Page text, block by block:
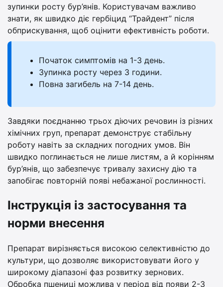
зупинки росту бур’янів. Користувачам важливо
знати, як швидко діє гербіцид “Трайдент” після
обприскування, щоб оцінити ефективність роботи.
Початок симптомів на 1-3 день.
Зупинка росту через 3 години.
Повна загибель на 7-14 день.
Завдяки поєднанню трьох діючих речовин із різних
хімічних груп, препарат демонструє стабільну
роботу навіть за складних погодних умов. Він
швидко поглинається не лише листям, а й корінням
бур’янів, що забезпечує тривалу захисну дію та
запобігає повторній появі небажаної рослинності.
Інструкція із застосування та
норми внесення
Препарат вирізняється високою селективністю до
культури, що дозволяє використовувати його у
широкому діапазоні фаз розвитку зернових.
Обробка пшениці можлива у період від появи 2-3